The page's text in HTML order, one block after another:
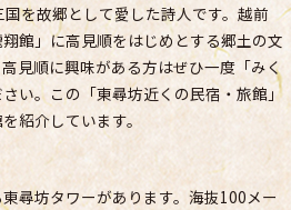
を故郷として愛した詩人です。越前
館」に高見順をはじめとする郷土の文
見順に興味がある方はぜひ一度「みく
い。この「東尋坊近くの民宿・旅館」
紹介しています。
尋坊タワーがあります。海抜100メー